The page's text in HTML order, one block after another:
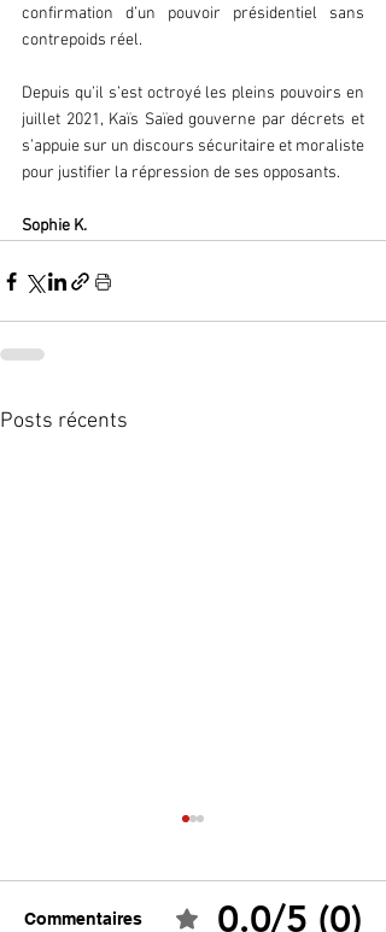
confirmation d’un pouvoir présidentiel sans
contrepoids réel.
Depuis qu’il s’est octroyé les pleins pouvoirs en
juillet 2021, Kaïs Saïed gouverne par décrets et
s’appuie sur un discours sécuritaire et moraliste
pour justifier la répression de ses opposants.
Sophie K.
Posts récents
Commentaires 0.0/5 (0)